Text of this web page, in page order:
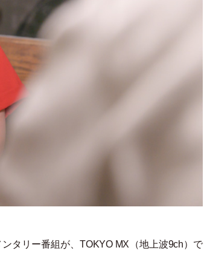
タリー番組が、TOKYO MX （地上波9ch） で